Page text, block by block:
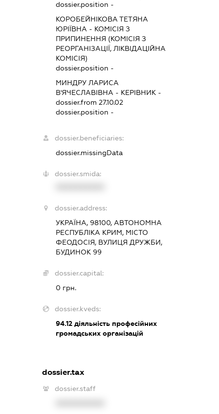
dossier.position -
КОРОБЕЙНІКОВА ТЕТЯНА
ЮРІЇВНА - КОМІСІЯ З
ПРИПИНЕННЯ (КОМІСІЯ З
РЕОРГАНІЗАЦІЇ, ЛІКВІДАЦІЙНА
КОМІСІЯ)
dossier.position -
МИНДРУ ЛАРИСА
В'ЯЧЕСЛАВІВНА - КЕРІВНИК -
dossier.from 27.10.02
dossier.position -
dossier.beneficiaries:
dossier.missingData
dossier.smida:
dossier.address:
УКРАЇНА, 98100, АВТОНОМНА
РЕСПУБЛІКА КРИМ, МІСТО
ФЕОДОСІЯ, ВУЛИЦЯ ДРУЖБИ,
БУДИНОК 99
dossier.capital:
0 грн.
dossier.kveds:
94.12 діяльність професійних
громадських організацій
dossier.tax
dossier.staff